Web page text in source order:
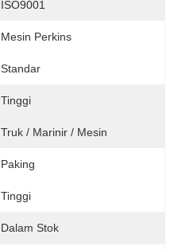
ISO9001
Mesin Perkins
Standar
Tinggi
Truk / Marinir / Mesin
Paking
Tinggi
Dalam Stok